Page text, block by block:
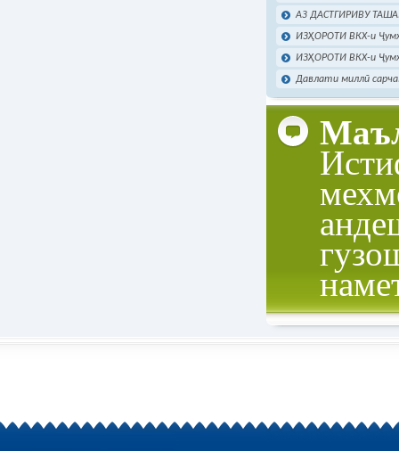
АЗ ДАСТГИРИВУ
ИЗҲОРОТИ ВКХ-и
ИЗҲОРОТИ ВКХ-и
Давлати миллӣ